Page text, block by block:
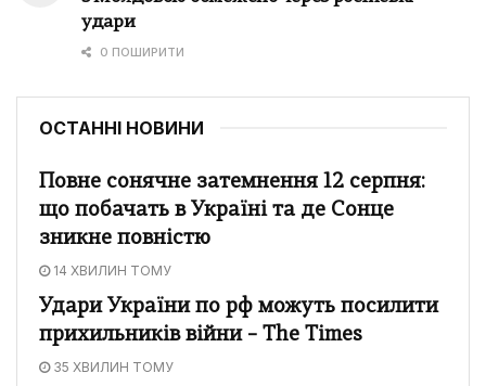
удари
0 ПОШИРИТИ
ОСТАННІ НОВИНИ
Повне сонячне затемнення 12 серпня:
що побачать в Україні та де Сонце
зникне повністю
14 ХВИЛИН ТОМУ
Удари України по рф можуть посилити
прихильників війни – The Times
35 ХВИЛИН ТОМУ